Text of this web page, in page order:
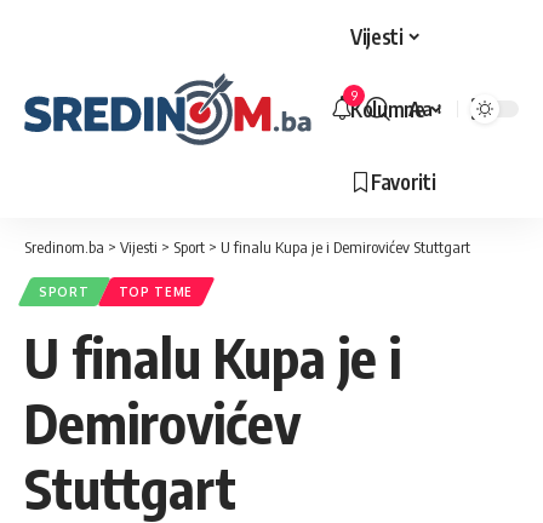
Vijesti
Kolumne
Favoriti
9
Veličina
Aa
Sredinom.ba > Vijesti > Sport > U finalu Kupa je i Demirovićev Stuttgart
SPORT TOP TEME
U finalu Kupa je i
Demirovićev
Stuttgart